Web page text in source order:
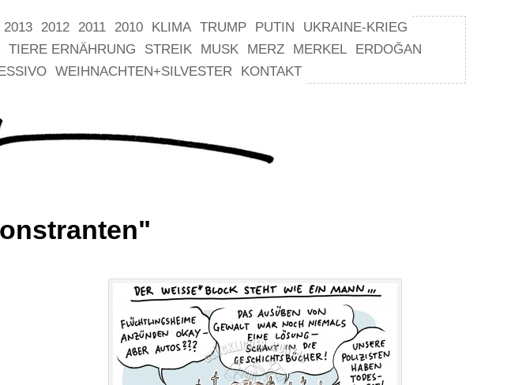
2013 2012 2011 2010 KLIMA TRUMP PUTIN
UKRAINE-KRIEG
TIERE ERNÄHRUNG STREIK MUSK MERZ MERKEL
ERDOĞAN
WEIHNACHTEN+SILVESTER KONTAKT